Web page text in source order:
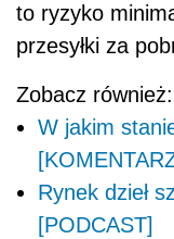
to ryzyko
przesyłki za
Zobacz również:
W jakim
Rynek dzieł
[PODCAST]